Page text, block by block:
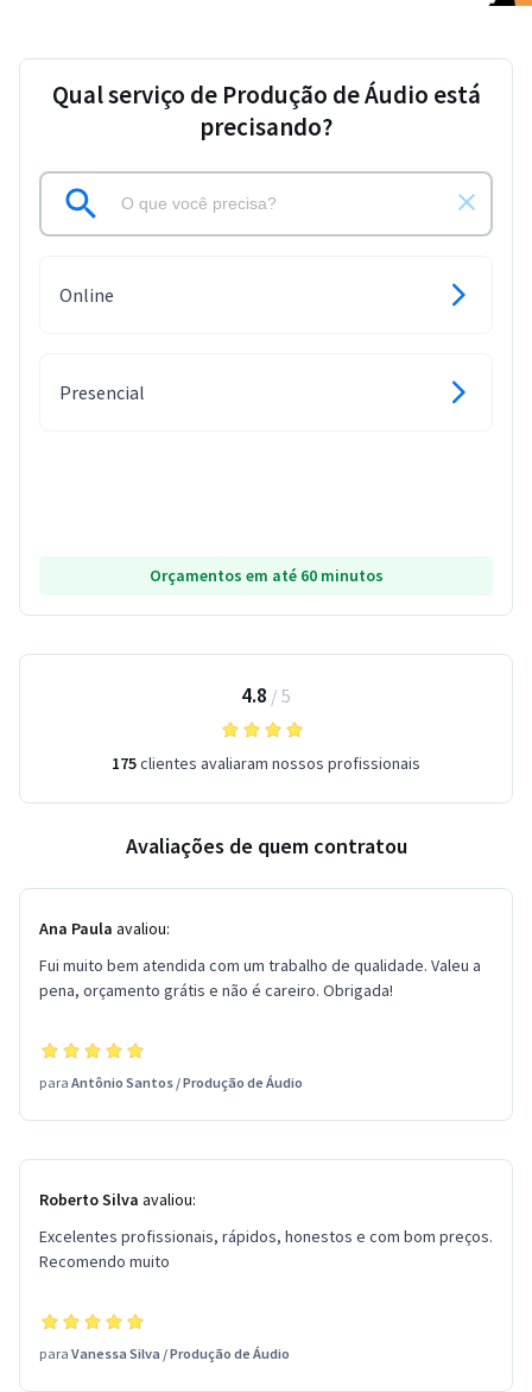
Qual serviço de Produção de Áudio está
precisando?
Online
Presencial
Orçamentos em até 60 minutos
4.8 / 5
175clientes avaliaram nossos profissionais
Avaliações de quem contratou
Ana Paula avaliou:
Fui muito bem atendida com um trabalho de qualidade. Valeu a
pena, orçamento grátis e não é careiro. Obrigada!
para Antônio Santos /Produção de Áudio
Roberto Silva avaliou:
Excelentes profissionais, rápidos, honestos e com bom preços.
Recomendo muito
para Vanessa Silva /Produção de Áudio